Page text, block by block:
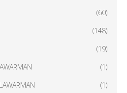
(60)
(148)
(19)
(1)
(1)